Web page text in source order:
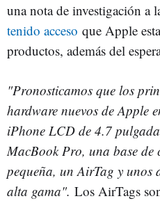
una nota de investigación a
tenido acceso que Apple
productos, además del
"Pronosticamos que los
hardware nuevos de Apple
iPhone LCD de 4.7
MacBook Pro, una base
pequeña, un AirTag y unos
alta gama". Los AirTags